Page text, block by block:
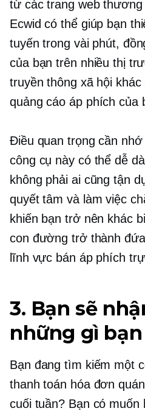
từ các trang web
Ecwid có thể giúp bạn
tuyến trong vài phút,
của bạn trên nhiều thị
truyền thông xã hội
quảng cáo áp phích của
Điều quan trọng cần
công cụ này có thể dễ
không phải ai cũng tận
quyết tâm và làm việc
khiến bạn trở nên khác
con đường trở thành
lĩnh vực bán áp phích
3. Bạn sẽ
những gì
Bạn đang tìm kiếm một
thanh toán hóa đơn
cuối tuần? Bạn có muốn